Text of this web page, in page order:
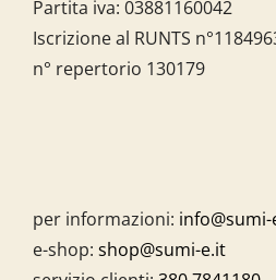
Partita iva: 03881160042
Iscrizione al RUNTS
n° repertorio 130179
per informazioni:
e-shop: shop@sumi-e.it